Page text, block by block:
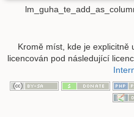
Kromě míst, kde je explicitně
licencován pod následující